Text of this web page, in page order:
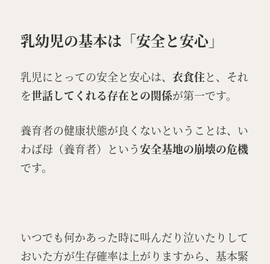
乳幼児の基本は「安全と安心」
乳児にとっての安全と安心は、 衣食住と、それ
を世話してくれる存在との関係が第一です。
養育者の健康状態が良くないということは、い
わば母（養育者）という安全基地の崩壊の危機
です。
いつでも何かあった時に叫んだり泣いたりして
おいた方が生存確率は上がりますから、基本緊